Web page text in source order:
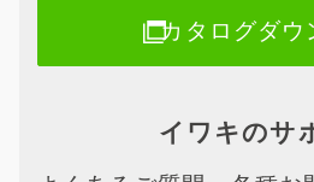
カタログダウ
イワキのサ